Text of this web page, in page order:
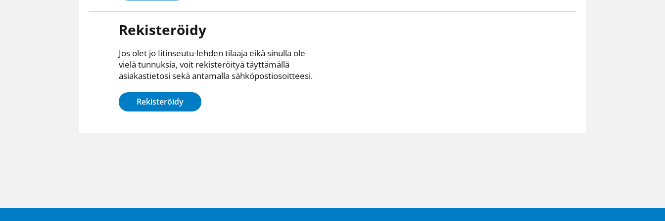
Rekisteröidy
Jos olet jo Iitinseutu-lehden tilaaja eikä sinulla ole
vielä tunnuksia, voit rekisteröityä täyttämällä
asiakastietosi sekä antamalla sähkö­posti­osoitteesi.
Rekisteröidy